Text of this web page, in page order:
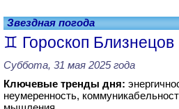
Звездная погода
Гороскоп Близнецов
Суббота, 31 мая 2025 года
Ключевые тренды дня:
неумеренность,